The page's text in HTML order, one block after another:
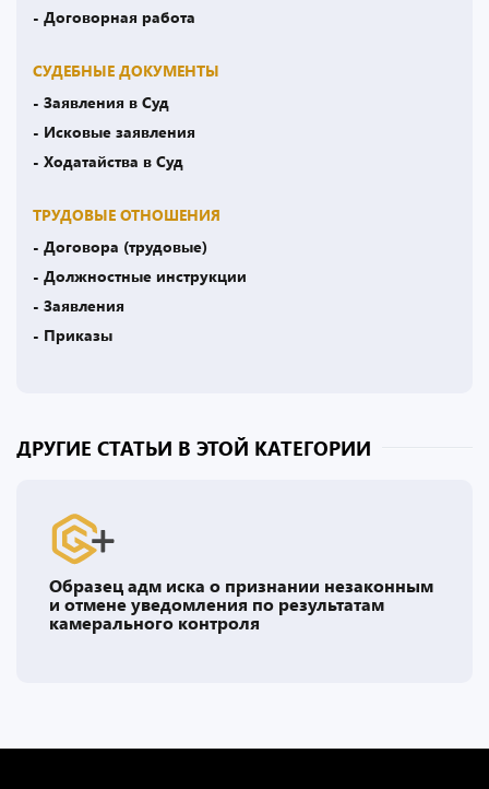
- Договорная работа
СУДЕБНЫЕ ДОКУМЕНТЫ
- Заявления в Суд
- Исковые заявления
- Ходатайства в Суд
ТРУДОВЫЕ ОТНОШЕНИЯ
- Договора (трудовые)
- Должностные инструкции
- Заявления
- Приказы
ДРУГИЕ СТАТЬИ В ЭТОЙ КАТЕГОРИИ
Образец адм иска о признании незаконным
и отмене уведомления по результатам
камерального контроля